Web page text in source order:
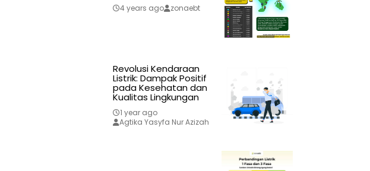
4 years ago zonaebt
Revolusi Kendaraan
Listrik: Dampak Positif
pada Kesehatan dan
Kualitas Lingkungan
1 year ago
Agtika Yasyfa Nur Azizah